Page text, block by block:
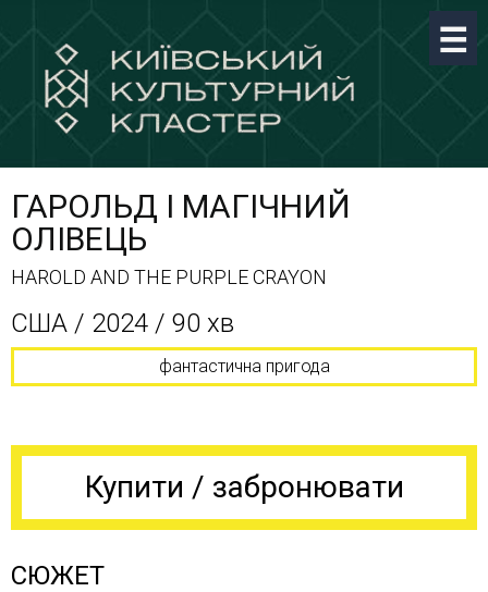
ГАРОЛЬД І МАГІЧНИЙ
ОЛІВЕЦЬ
HAROLD AND THE PURPLE CRAYON
США / 2024 / 90 хв
фантастична пригода
Купити / забронювати
СЮЖЕТ